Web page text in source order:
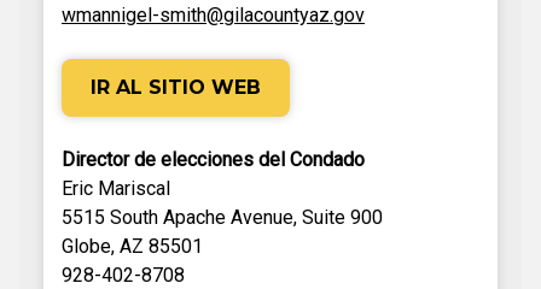
wmannigel-smith@gilacountyaz.gov
IR AL SITIO WEB
Director de elecciones del Condado
Eric Mariscal
5515 South Apache Avenue, Suite 900
Globe, AZ 85501
928-402-8708